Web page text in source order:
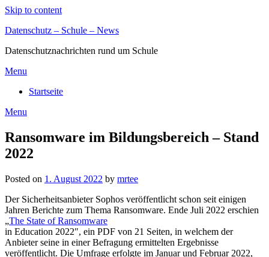
Skip to content
Datenschutz – Schule – News
Datenschutznachrichten rund um Schule
Menu
Startseite
Menu
Ransomware im Bildungsbereich – Stand
2022
Posted on 1. August 2022 by mrtee
Der Sicherheitsanbieter Sophos veröffentlicht schon seit einigen
Jahren Berichte zum Thema Ransomware. Ende Juli 2022 erschien
„The State of Ransomware
in Education 2022″, ein PDF von 21 Seiten, in welchem der
Anbieter seine in einer Befragung ermittelten Ergebnisse
veröffentlicht. Die Umfrage erfolgte im Januar und Februar 2022,